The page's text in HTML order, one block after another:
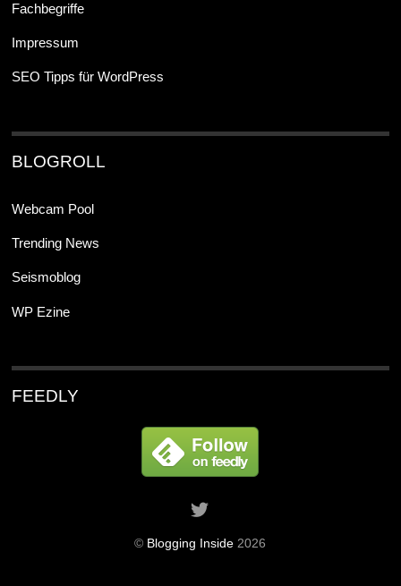
Fachbegriffe
Impressum
SEO Tipps für WordPress
BLOGROLL
Webcam Pool
Trending News
Seismoblog
WP Ezine
FEEDLY
© Blogging Inside 2026